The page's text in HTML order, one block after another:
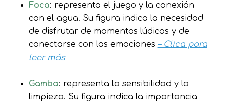
Foca: representa el juego y la conexión
con el agua. Su figura indica la necesidad
de disfrutar de momentos lúdicos y de
conectarse con las emociones – Clica para
leer más
Gamba: representa la sensibilidad y la
limpieza. Su figura indica la importancia